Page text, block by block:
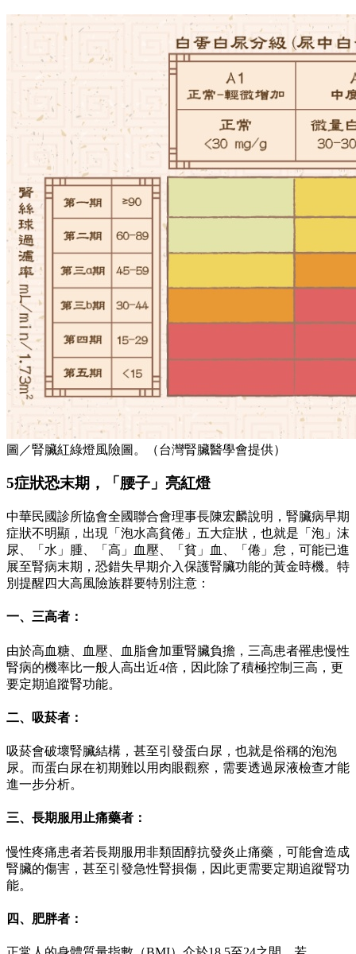
圖／腎臟紅綠燈風險圖。（台灣腎臟醫學會提供）
5症狀恐末期，「腰子」亮紅燈
中華民國診所協會全國聯合會理事長陳宏麟說明，腎臟病早期
症狀不明顯，出現「泡水高貧倦」五大症狀，也就是「泡」沫
尿、「水」腫、「高」血壓、「貧」血、「倦」怠，可能已進
展至腎病末期，恐錯失早期介入保護腎臟功能的黃金時機。特
別提醒四大高風險族群要特別注意：
一、三高者：
由於高血糖、血壓、血脂會加重腎臟負擔，三高患者罹患慢性
腎病的機率比一般人高出近4倍，因此除了積極控制三高，更
要定期追蹤腎功能。
二、吸菸者：
吸菸會破壞腎臟結構，甚至引發蛋白尿，也就是俗稱的泡泡
尿。而蛋白尿在初期難以用肉眼觀察，需要透過尿液檢查才能
進一步分析。
三、長期服用止痛藥者：
慢性疼痛患者若長期服用非類固醇抗發炎止痛藥，可能會造成
腎臟的傷害，甚至引發急性腎損傷，因此更需要定期追蹤腎功
能。
四、肥胖者：